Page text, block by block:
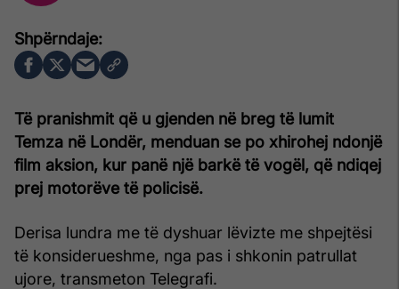
Të pranishmit që u gjenden në breg të lumit
Temza në Londër, menduan se po xhirohej ndonjë
film aksion, kur panë një barkë të vogël, që ndiqej
prej motorëve të policisë.
Derisa lundra me të dyshuar lëvizte me shpejtësi
të konsiderueshme, nga pas i shkonin patrullat
ujore, transmeton Telegrafi.